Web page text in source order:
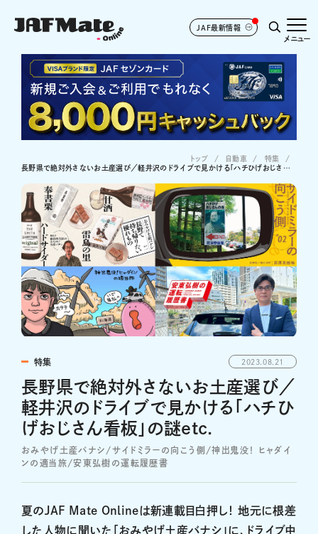
JAF最新情報
メニュー
トップ 自動車
特集
長野県で絶対外さないお土産選び／軽井沢のドライブで見かける「ハチひげおじさん看板」の謎etc.
特集 2023.08.21
長野県で絶対外さないお土産選び／
軽井沢のドライブで見かける「ハチひ
げおじさん看板」の謎etc.
おみやげ土産バナシ/サイドミラーの向こう側/神出鬼没！ ヒャダイ
ンの適当旅/安東弘樹の運転履歴書
夏のJAF Mate Onlineは新連載目白押し！ 地元に根差
した人物に聞いた「おみやげ土産バナシ」に、ドライブ中